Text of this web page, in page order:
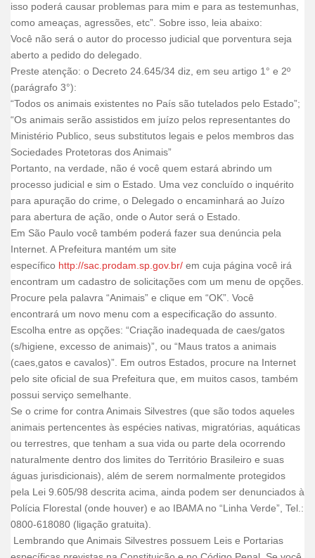
isso poderá causar problemas para mim e para as testemunhas,
como ameaças, agressões, etc”. Sobre isso, leia abaixo:
Você não será o autor do processo judicial que porventura seja
aberto a pedido do delegado.
Preste atenção: o Decreto 24.645/34 diz, em seu artigo 1° e 2º
(parágrafo 3°):
“Todos os animais existentes no País são tutelados pelo Estado”;
“Os animais serão assistidos em juízo pelos representantes do
Ministério Publico, seus substitutos legais e pelos membros das
Sociedades Protetoras dos Animais”
Portanto, na verdade, não é você quem estará abrindo um
processo judicial e sim o Estado. Uma vez concluído o inquérito
para apuração do crime, o Delegado o encaminhará ao Juízo
para abertura de ação, onde o Autor será o Estado.
Em São Paulo você também poderá fazer sua denúncia pela
Internet. A Prefeitura mantém um site
específico http://sac.prodam.sp.gov.br/ em cuja página você irá
encontram um cadastro de solicitações com um menu de opções.
Procure pela palavra “Animais” e clique em “OK”. Você
encontrará um novo menu com a especificação do assunto.
Escolha entre as opções: “Criação inadequada de caes/gatos
(s/higiene, excesso de animais)”, ou “Maus tratos a animais
(caes,gatos e cavalos)”. Em outros Estados, procure na Internet
pelo site oficial de sua Prefeitura que, em muitos casos, também
possui serviço semelhante.
Se o crime for contra Animais Silvestres (que são todos aqueles
animais pertencentes às espécies nativas, migratórias, aquáticas
ou terrestres, que tenham a sua vida ou parte dela ocorrendo
naturalmente dentro dos limites do Território Brasileiro e suas
águas jurisdicionais), além de serem normalmente protegidos
pela Lei 9.605/98 descrita acima, ainda podem ser denunciados à
Polícia Florestal (onde houver) e ao IBAMA no “Linha Verde”, Tel.:
0800-618080 (ligação gratuita).
Lembrando que Animais Silvestres possuem Leis e Portarias